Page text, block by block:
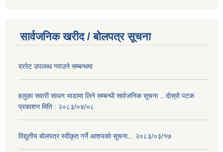
सार्वजनिक खरीद / बोलपत्र सूचना
दररेट उपलब्ध गराउने सम्बन्धमा
हलुका सवारी साधन भाडामा लिने सम्बन्धी सार्वजनिक सूचना .. दोस्रो पटक
प्रकाशन मिति : २०८३/०४/०८
विद्युतीय बोलपत्र स्वीकृत गर्ने आशयको सूचना... २०८३/०३/१७